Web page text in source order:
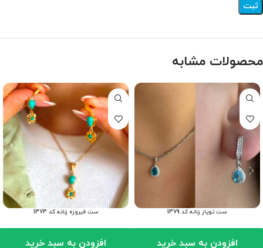
محصولات مشابه
ست توپاز زنانه کد 1379
افزودن به سبد خرید
ست فیروزه زنانه کد 1373
افزودن به سبد خرید